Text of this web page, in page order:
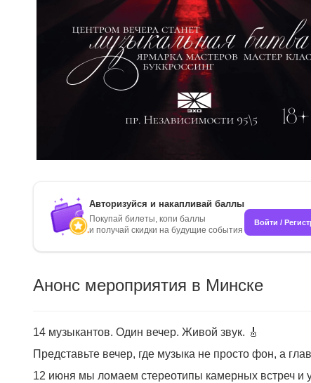
Авторизуйся и накапливай баллы
Покупай билеты, копи баллы
и получай скидки на будущие события
Войти /
Анонс мероприятия в Минске
14 музыкантов. Один вечер. Живой звук. 🎸
Представьте вечер, где музыка не просто фон, а
12 июня мы ломаем стереотипы камерных встреч